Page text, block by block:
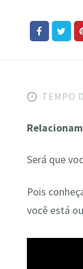
TEMPO
Será que
Pois
você está